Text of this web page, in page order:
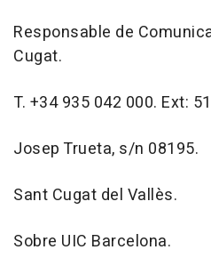
Responsable de
Cugat.
T. +34 935 042 000. Ext:
Josep Trueta, s/n 08195.
Sant Cugat del Vallès.
Sobre UIC Barcelona.